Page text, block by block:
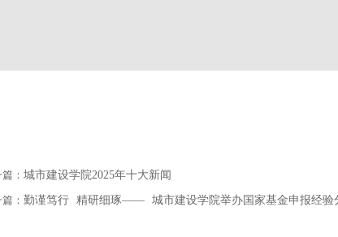
： 城市建设学院2025年十大新闻
： 勤谨笃行 精研细琢—— 城市建设学院举办国家基金申报经验